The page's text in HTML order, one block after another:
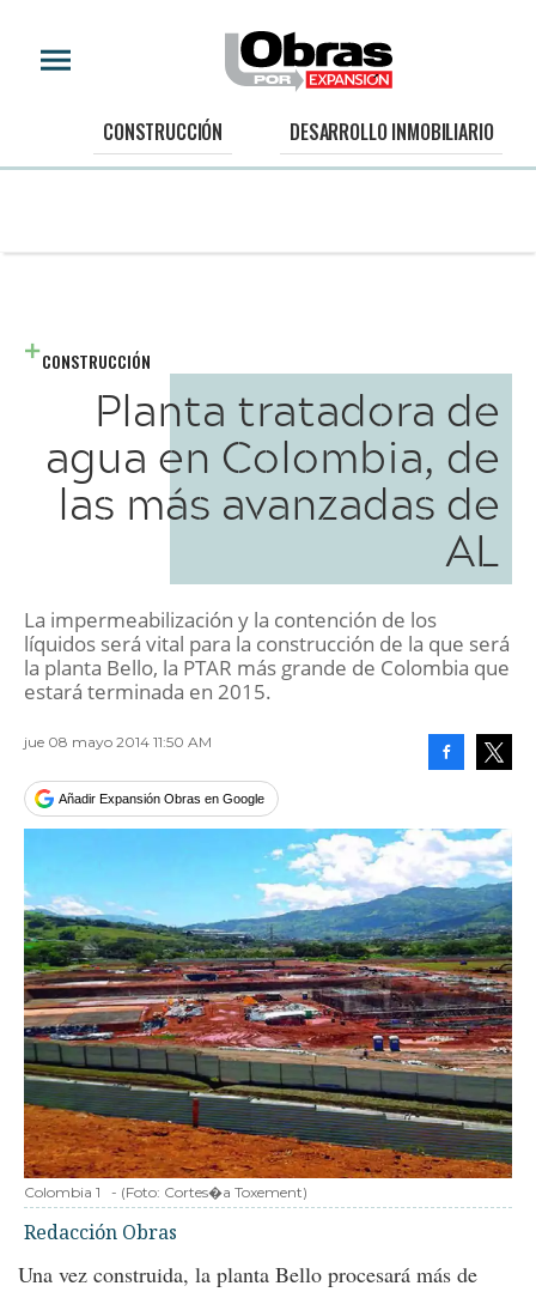
CONSTRUCCIÓN DESARROLLO INMOBILIARIO
CONSTRUCCIÓN
Planta tratadora de
agua en Colombia, de
las más avanzadas de
AL
La impermeabilización y la contención de los
líquidos será vital para la construcción de la que será
la planta Bello, la PTAR más grande de Colombia que
estará terminada en 2015.
jue 08 mayo 2014 11:50 AM
Añadir Expansión Obras en Google
Colombia 1 - (Foto: Cortes�a Toxement)
Redacción Obras
Una vez construida, la planta Bello procesará más de